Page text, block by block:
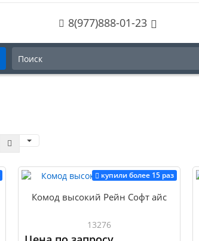
8(977)888-01-23
купили более 15 раз
Комод высокий Рейн Софт айс
13276